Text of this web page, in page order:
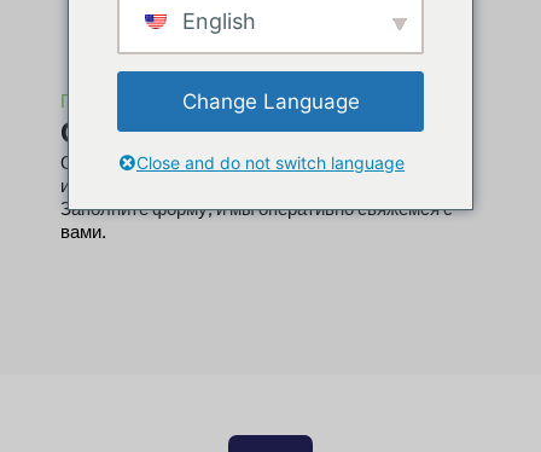
Главная Связаться с
Свяжитесь с нами
Обратитесь в компанию Bonito packaging за
индивидуальными упаковочными решениями.
Заполните форму, и мы оперативно свяжемся с
вами.
English
Change Language
Close and do not switch language